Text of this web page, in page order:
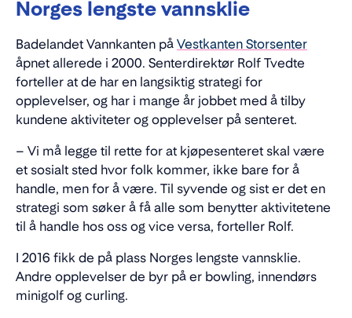
Norges lengste vannsklie
Badelandet Vannkanten på Vestkanten Storsenter
åpnet allerede i 2000. Senterdirektør Rolf Tvedte
forteller at de har en langsiktig strategi for
opplevelser, og har i mange år jobbet med å tilby
kundene aktiviteter og opplevelser på senteret.
– Vi må legge til rette for at kjøpesenteret skal være
et sosialt sted hvor folk kommer, ikke bare for å
handle, men for å være. Til syvende og sist er det en
strategi som søker å få alle som benytter aktivitetene
til å handle hos oss og vice versa, forteller Rolf.
I 2016 fikk de på plass Norges lengste vannsklie.
Andre opplevelser de byr på er bowling, innendørs
minigolf og curling.